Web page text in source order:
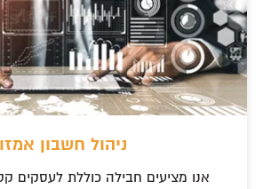
ניהול חשבון
אנו מציעים חבילה כוללת לעסקים